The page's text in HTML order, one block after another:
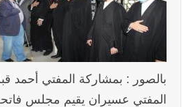
بالصور : بمشاركة المفتي أحمد
المفتي عسيران يقيم مجلس